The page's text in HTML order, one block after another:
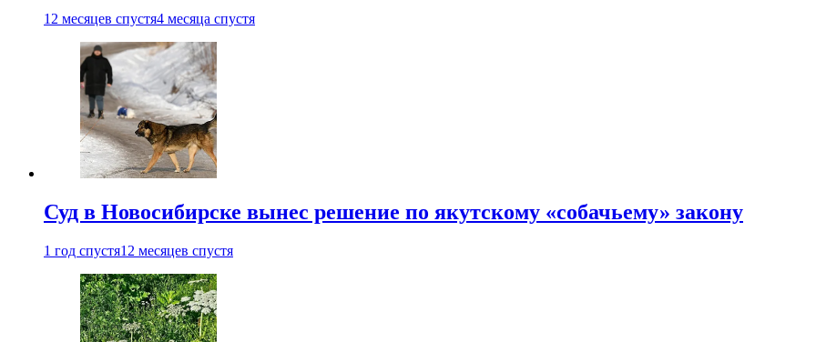
12 месяцев спустя4 месяца спустя
Суд в Новосибирске вынес решение по якутскому «собачьему» закону
1 год спустя12 месяцев спустя